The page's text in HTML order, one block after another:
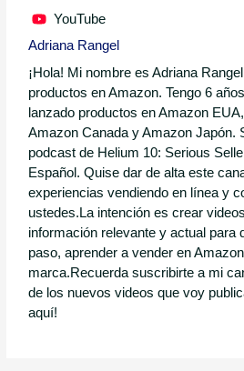
YouTube
Adriana Rangel
¡Hola! Mi nombre es Adriana
productos en Amazon. Tengo 6
lanzado productos en Amazon
Amazon Canada y Amazon Japón.
podcast de Helium 10: Serious
Español. Quise dar de alta este
experiencias vendiendo en línea y
ustedes.La intención es crear
información relevante y actual para
paso, aprender a vender en
marca.Recuerda suscribirte a mi
de los nuevos videos que voy
aquí!